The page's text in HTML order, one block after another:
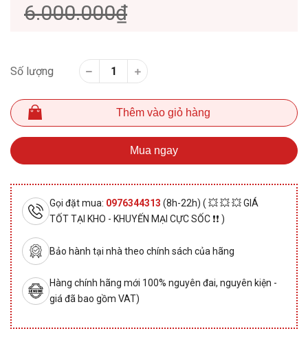
6.000.000₫
Số lượng
Thêm vào giỏ hàng
Mua ngay
Gọi đặt mua: 0976344313 (8h-22h) ( 💥 💥 💥 GIÁ
TỐT TẠI KHO - KHUYẾN MẠI CỰC SỐC ❗❗ )
Bảo hành tại nhà theo chính sách của hãng
Hàng chính hãng mới 100% nguyên đai, nguyên kiện -
giá đã bao gồm VAT)